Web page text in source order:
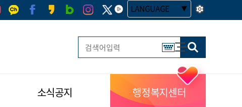
LANGUAGE
소식공지 행정복지센터